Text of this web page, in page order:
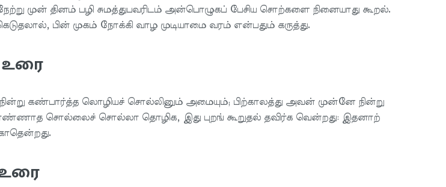
முன் தினம் பழி சுமத்துபவரிடம் அன்பொழுகப் பேசிய சொற்களை நினையாது கூறல்.
பின் முகம் நோக்கி வாழ முடியாமை வரம் என்பதும் கருத்து.
கண்பார்த்த லொழியச் சொல்லினும் அமையும்; பிற்காலத்து அவன் முன்னே நின்று
சொல்லைச் சொல்லா தொழிக, இது புறங் கூறுதல் தவிர்க வென்றது: இதனாற்